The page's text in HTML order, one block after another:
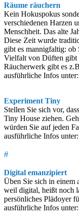
Räume räuchern
Kein Hokuspokus
verschiedenen Harzen
Menschheit. Das alte
Diese Zeit wurde
gibt es mannigfaltig: ob
Vielfalt von Düften gibt
Räucherwerk gibt es
ausführliche Infos unter:
Experiment Tiny
Stellen Sie sich vor,
Tiny House ziehen.
würden Sie auf jeden
ausführliche Infos unter:
#
Digital emanzipiert
Üben Sie sich in einem
weil digital, heißt noch
persönliches Plädoyer
ausführliche Infos unter: